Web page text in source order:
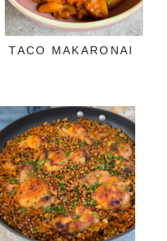
TACO MAKARONAI